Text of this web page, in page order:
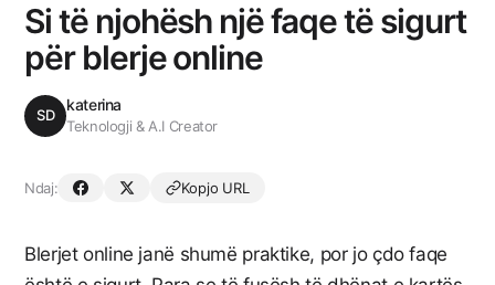
Si të njohësh një faqe të sigurt
për blerje online
SD
katerina
Teknologji & A.I Creator
Ndaj: Kopjo URL
‌Blerjet online janë shumë praktike, por jo çdo faqe